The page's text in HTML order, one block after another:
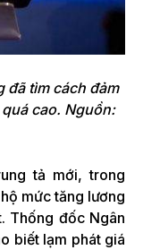
đã tìm cách đảm
cao. Nguồn:
tả mới, trong
mức tăng lương
Thống đốc Ngân
biết lạm phát giá